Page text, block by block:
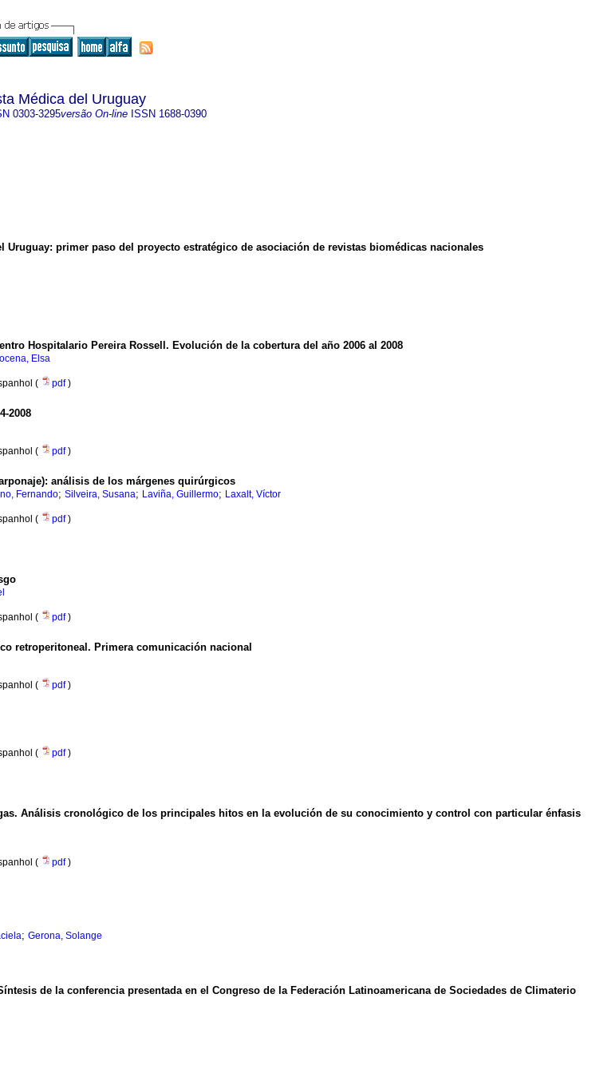
Médica del Uruguay
0303-3295versão On-line ISSN 1688-0390
Uruguay: primer paso del proyecto estratégico de asociación de revistas biomédicas nacionales
Hospitalario Pereira Rossell. Evolución de la cobertura del año 2006 al 2008
Elsa
( pdf)
2008
( pdf)
: análisis de los márgenes quirúrgicos
Fernando; Silveira, Susana; Laviña, Guillermo; Laxalt, Víctor
( pdf)
( pdf)
retroperitoneal. Primera comunicación nacional
( pdf)
( pdf)
Análisis cronológico de los principales hitos en la evolución de su conocimiento y control con particular énfasis
( pdf)
; Gerona, Solange
de la conferencia presentada en el Congreso de la Federación Latinoamericana de Sociedades de Climaterio